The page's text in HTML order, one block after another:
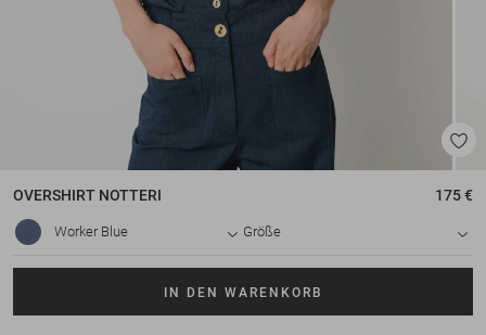
OVERSHIRT NOTTERI 175 €
Worker Blue Größe
IN DEN WARENKORB